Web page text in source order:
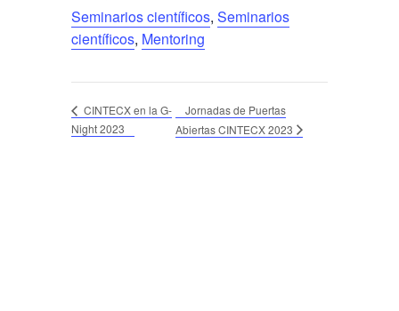
Seminarios científicos, Seminarios
científicos, Mentoring
CINTECX en la G-
Night 2023
Jornadas de Puertas
Abiertas CINTECX 2023